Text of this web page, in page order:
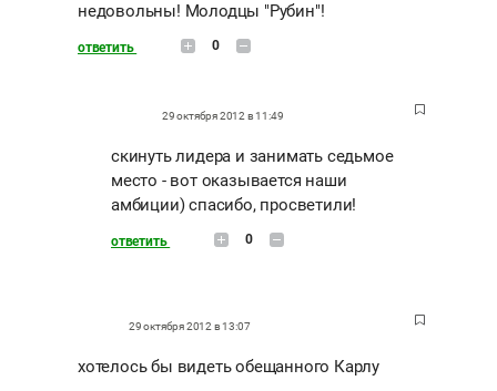
недовольны! Молодцы "Рубин"!
ответить 0
29 октября 2012 в 11:49
скинуть лидера и занимать седьмое
место - вот оказывается наши
амбиции) спасибо, просветили!
ответить 0
29 октября 2012 в 13:07
хотелось бы видеть обещанного Карлу